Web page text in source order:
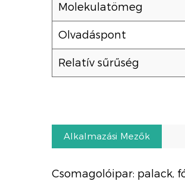
Molekulatömeg
Olvadáspont
Relatív sűrűség
Alkalmazási Mezők
Csomagolóipar: palack,